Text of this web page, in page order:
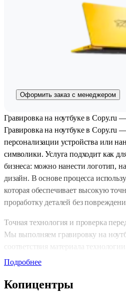
Оформить заказ с менеджером
Гравировка на ноутбуке в Copy.ru
Гравировка на ноутбуке в Copy.ru
персонализации устройства или
символики. Услуга подходит как
бизнеса: можно нанести логотип,
дизайн. В основе процесса
которая обеспечивает высокую
проработку деталей без
Точная технология и проверка
Мы выполняем гравировку на
соответствия материала
металл принимается только с
Перед запуском каждый заказ
Подробнее
Копицентры